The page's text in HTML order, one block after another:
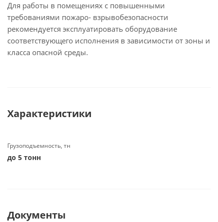
Для работы в помещениях с повышенными
требованиями пожаро- взрывобезопасности
рекомендуется эксплуатировать оборудование
соответствующего исполнения в зависимости от зоны и
класса опасной среды.
Характеристики
Грузоподъемность, тн
до 5 тонн
Документы